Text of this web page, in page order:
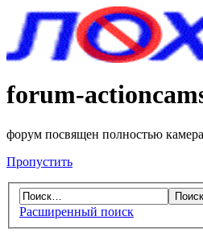
forum-
форум посвящен полностью
Пропустить
Расширенный поиск